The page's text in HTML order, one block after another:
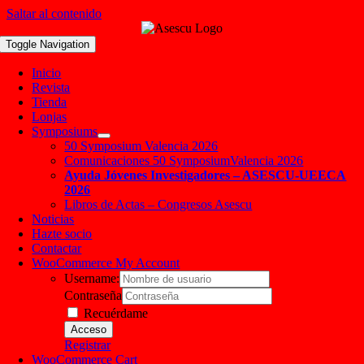
Saltar al contenido
Toggle Navigation
Inicio
Revista
Tienda
Lonjas
Symposiums
50 Symposium Valencia 2026
Comunicaciones 50 SymposiumValencia 2026
Ayuda Jóvenes Investigadores – ASESCU-UEECA
2026
Libros de Actas – Congresos Asescu
Noticias
Hazte socio
Contactar
WooCommerce My Account
Username:
Contraseña
Recuérdame
Registrar
WooCommerce Cart